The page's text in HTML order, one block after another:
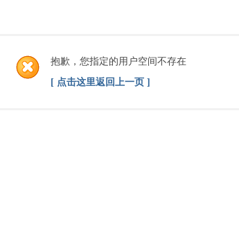
抱歉，您指定的用户空间不存在
[ 点击这里返回上一页 ]